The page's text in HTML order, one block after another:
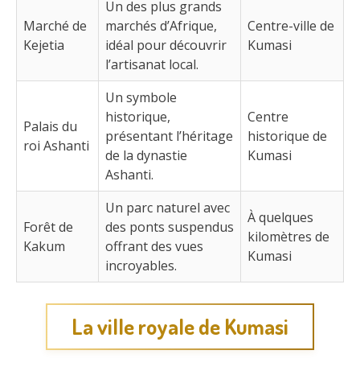
Marché de
Kejetia
Un des plus grands
marchés d’Afrique,
idéal pour découvrir
l’artisanat local.
Centre-ville de
Kumasi
Palais du
roi Ashanti
Un symbole
historique,
présentant l’héritage
de la dynastie
Ashanti.
Centre
historique de
Kumasi
Forêt de
Kakum
Un parc naturel avec
des ponts suspendus
offrant des vues
incroyables.
À quelques
kilomètres de
Kumasi
La ville royale de Kumasi